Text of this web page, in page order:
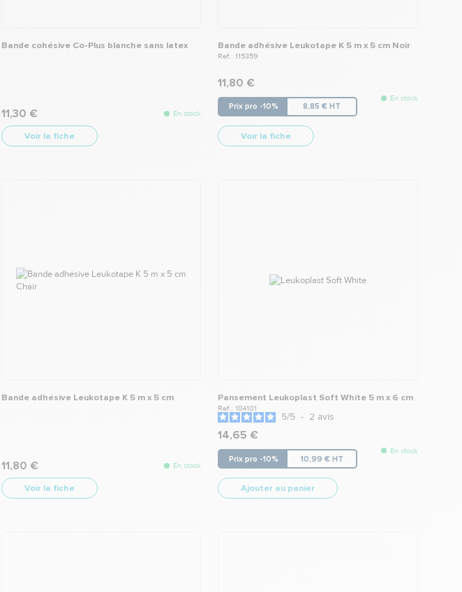
Bande cohésive Co-Plus blanche sans latex
En stock
11,30 €
Voir la fiche
Bande adhésive Leukotape K 5 m x 5 cm Noir
Ref.: 115359
En stock
11,80 €
Prix pro -10% 8,85 € HT
Voir la fiche
Bande adhésive Leukotape K 5 m x 5 cm
En stock
11,80 €
Voir la fiche
Pansement Leukoplast Soft White 5 m x 6 cm
Ref.: 184101
5/5 - 2 avis
En stock
14,65 €
Prix pro -10% 10,99 € HT
Ajouter au panier